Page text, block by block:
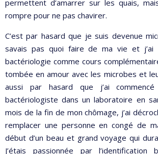
permettent d’amarrer sur les quais,
rompre pour ne pas chavirer.
C’est par hasard que je suis devenue
savais pas quoi faire de ma vie et j’ai
bactériologie comme cours
tombée en amour avec les microbes et
aussi par hasard que j’ai
bactériologiste dans un laboratoire en
mois de la fin de mon chômage, j’ai
remplacer une personne en congé de
début d’un beau et grand voyage qui
J’étais passionnée par